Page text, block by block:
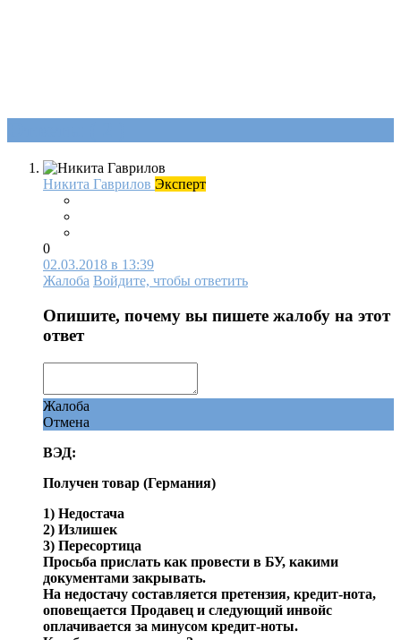
Никита Гаврилов Эксперт
0
02.03.2018 в 13:39
Жалоба Войдите, чтобы ответить
Опишите, почему вы пишете жалобу на этот
ответ
Жалоба
Отмена
ВЭД:
Получен товар (Германия)
1) Недостача
2) Излишек
3) Пересортица
Просьба прислать как провести в БУ, какими
документами закрывать.
На недостачу составляется претензия, кредит-нота,
оповещается Продавец и следующий инвойс
оплачивается за минусом кредит-ноты.